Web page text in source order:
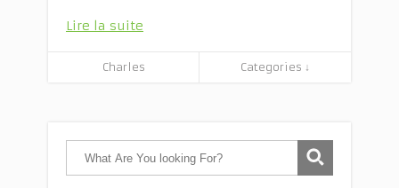
Lire la suite
Charles Categories ↓